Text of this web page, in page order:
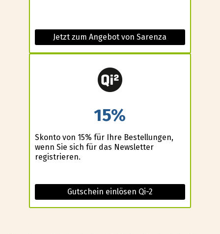
Jetzt zum Angebot von Sarenza
15%
Skonto von 15% für Ihre Bestellungen,
wenn Sie sich für das Newsletter
registrieren.
Gutschein einlösen Qi-2